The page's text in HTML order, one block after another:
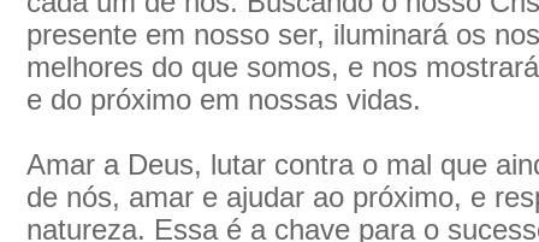
presente em nosso ser, iluminará os
melhores do que somos, e nos
e do próximo em nossas vidas.
Amar a Deus, lutar contra o mal que
de nós, amar e ajudar ao próximo, e
natureza. Essa é a chave para o